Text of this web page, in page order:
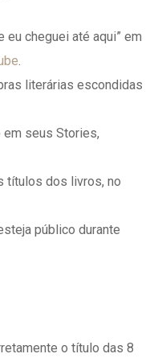
eu cheguei até aqui” em
.
literárias escondidas
em seus Stories,
títulos dos livros, no
público durante
o título das 8